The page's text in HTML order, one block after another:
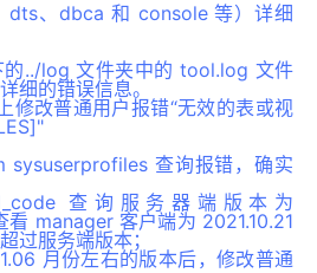
dts、dbca 和 console 等）详细
的../log 文件夹中的 tool.log 文件
细的错误信息。
修改普通用户报错“无效的表或视
sysuserprofiles 查询报错，确实
查询服务器端版本为
看 manager 客户端为 2021.10.21
过服务端版本；
月份左右的版本后，修改普通